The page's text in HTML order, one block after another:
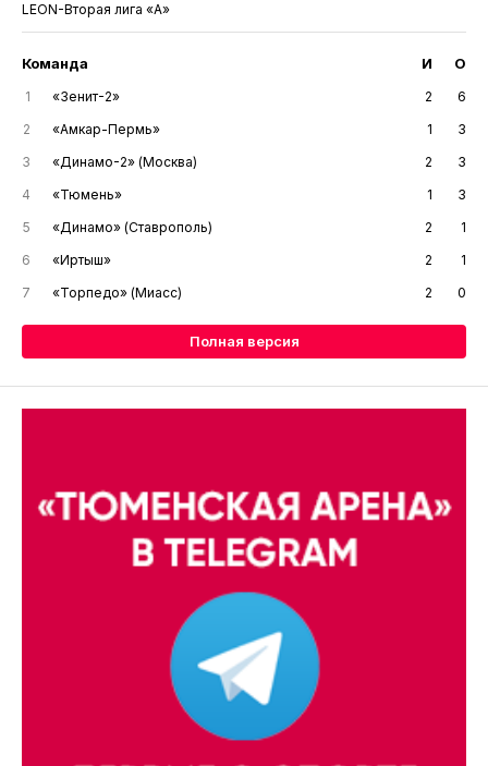
LEON-Вторая лига «А»
Команда И О
1 «Зенит-2» 2
6
2
«Амкар-Пермь» 1
3
3
«Динамо-2» (Москва) 2
3
4
«Тюмень» 1
3
5
«Динамо» (Ставрополь) 2
1
6
«Иртыш» 2
1
7
«Торпедо» (Миасс) 2 0
Полная версия